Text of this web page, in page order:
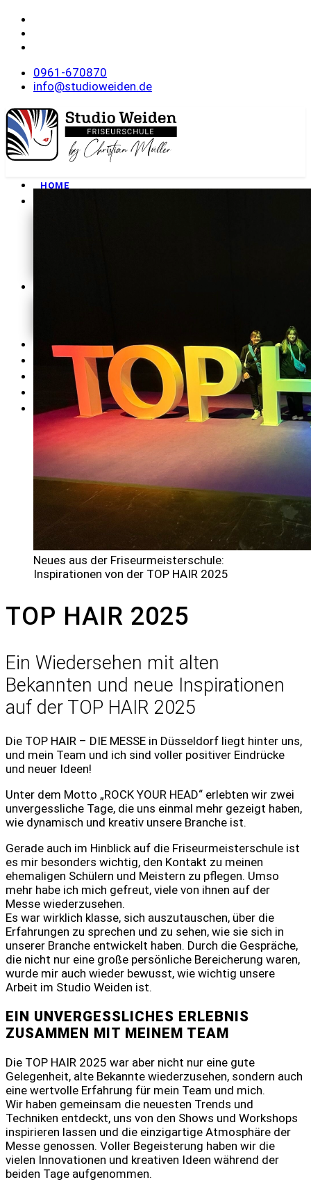
0961-670870
info@studioweiden.de
HOME
SEMINARE
TERMINE
KONTAKT
LOGIN
Neues aus der Friseurmeisterschule:
Inspirationen von der TOP HAIR 2025
TOP HAIR 2025
Ein Wiedersehen mit alten
Bekannten und neue Inspirationen
auf der TOP HAIR 2025
Die TOP HAIR – DIE MESSE in Düsseldorf liegt hinter uns,
und mein Team und ich sind voller positiver Eindrücke
und neuer Ideen!
Unter dem Motto „ROCK YOUR HEAD“ erlebten wir zwei
unvergessliche Tage, die uns einmal mehr gezeigt haben,
wie dynamisch und kreativ unsere Branche ist.
Gerade auch im Hinblick auf die Friseurmeisterschule ist
es mir besonders wichtig, den Kontakt zu meinen
ehemaligen Schülern und Meistern zu pflegen. Umso
mehr habe ich mich gefreut, viele von ihnen auf der
Messe wiederzusehen.
Es war wirklich klasse, sich auszutauschen, über die
Erfahrungen zu sprechen und zu sehen, wie sie sich in
unserer Branche entwickelt haben. Durch die Gespräche,
die nicht nur eine große persönliche Bereicherung waren,
wurde mir auch wieder bewusst, wie wichtig unsere
Arbeit im Studio Weiden ist.
EIN UNVERGESSLICHES ERLEBNIS
ZUSAMMEN MIT MEINEM TEAM
Die TOP HAIR 2025 war aber nicht nur eine gute
Gelegenheit, alte Bekannte wiederzusehen, sondern auch
eine wertvolle Erfahrung für mein Team und mich.
Wir haben gemeinsam die neuesten Trends und
Techniken entdeckt, uns von den Shows und Workshops
inspirieren lassen und die einzigartige Atmosphäre der
Messe genossen. Voller Begeisterung haben wir die
vielen Innovationen und kreativen Ideen während der
beiden Tage aufgenommen.